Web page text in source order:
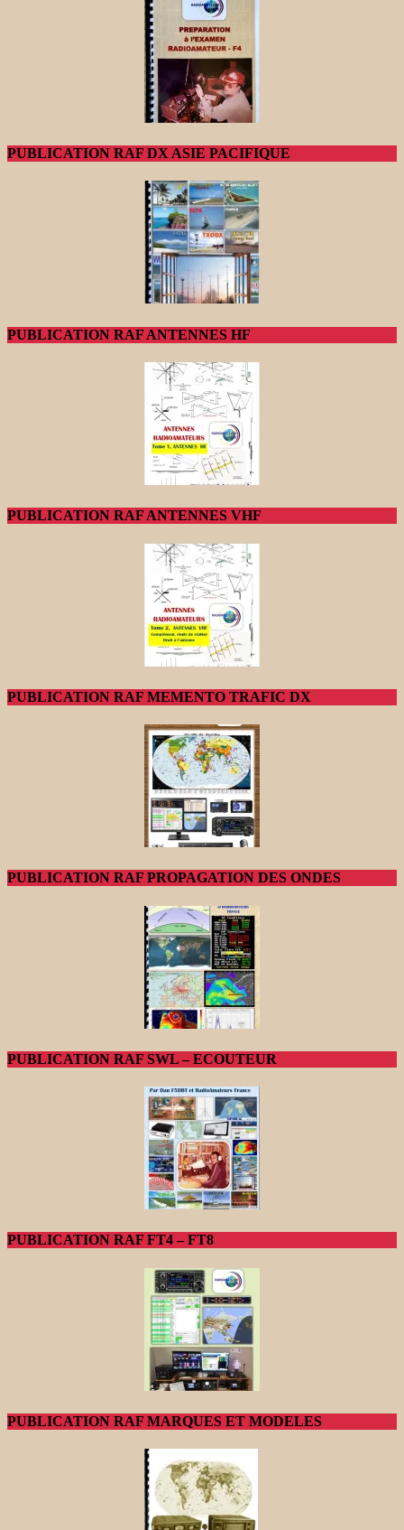
PUBLICATION RAF DX ASIE PACIFIQUE
PUBLICATION RAF ANTENNES HF
PUBLICATION RAF ANTENNES VHF
PUBLICATION RAF MEMENTO TRAFIC DX
PUBLICATION RAF PROPAGATION DES ONDES
PUBLICATION RAF SWL – ECOUTEUR
PUBLICATION RAF FT4 – FT8
PUBLICATION RAF MARQUES ET MODELES